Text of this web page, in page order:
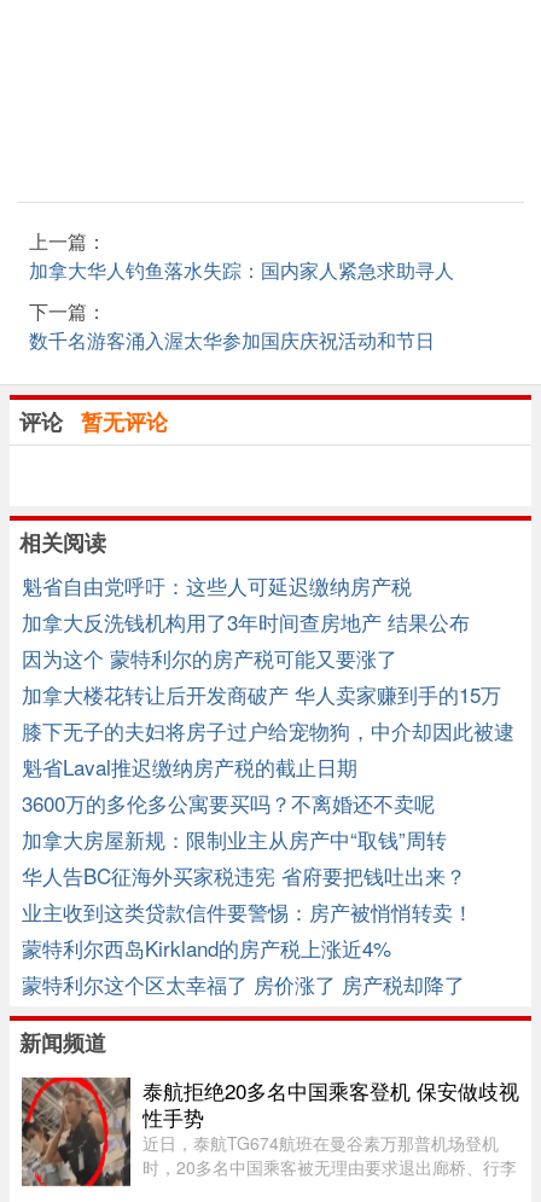
上一篇：
加拿大华人钓鱼落水失踪：国内家人紧急求助寻人
下一篇：
数千名游客涌入渥太华参加国庆庆祝活动和节日
评论 暂无评论
相关阅读
魁省自由党呼吁：这些人可延迟缴纳房产税
加拿大反洗钱机构用了3年时间查房地产 结果公布
因为这个 蒙特利尔的房产税可能又要涨了
加拿大楼花转让后开发商破产 华人卖家赚到手的15万
没了
膝下无子的夫妇将房子过户给宠物狗，中介却因此被逮
捕
魁省Laval推迟缴纳房产税的截止日期
3600万的多伦多公寓要买吗？不离婚还不卖呢
加拿大房屋新规：限制业主从房产中“取钱”周转
华人告BC征海外买家税违宪 省府要把钱吐出来？
业主收到这类贷款信件要警惕：房产被悄悄转卖！
蒙特利尔西岛Kirkland的房产税上涨近4%
蒙特利尔这个区太幸福了 房价涨了 房产税却降了
新闻频道
泰航拒绝20多名中国乘客登机 保安做歧视
性手势
近日，泰航TG674航班在曼谷素万那普机场登机
时，20多名中国乘客被无理由要求退出廊桥、行李